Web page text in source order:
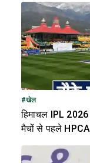
#खेल
हिमाचल IPL
मैचों से पहले HPCA